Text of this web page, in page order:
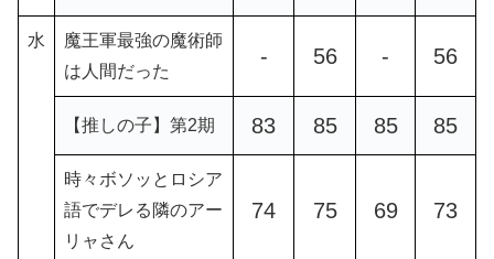
水
魔王軍最強の魔術師
は人間だった
- 56 - 56
【推しの子】第2期 83 85 85 85
時々ボソッとロシア
語でデレる隣のアー
リャさん
74 75 69 73